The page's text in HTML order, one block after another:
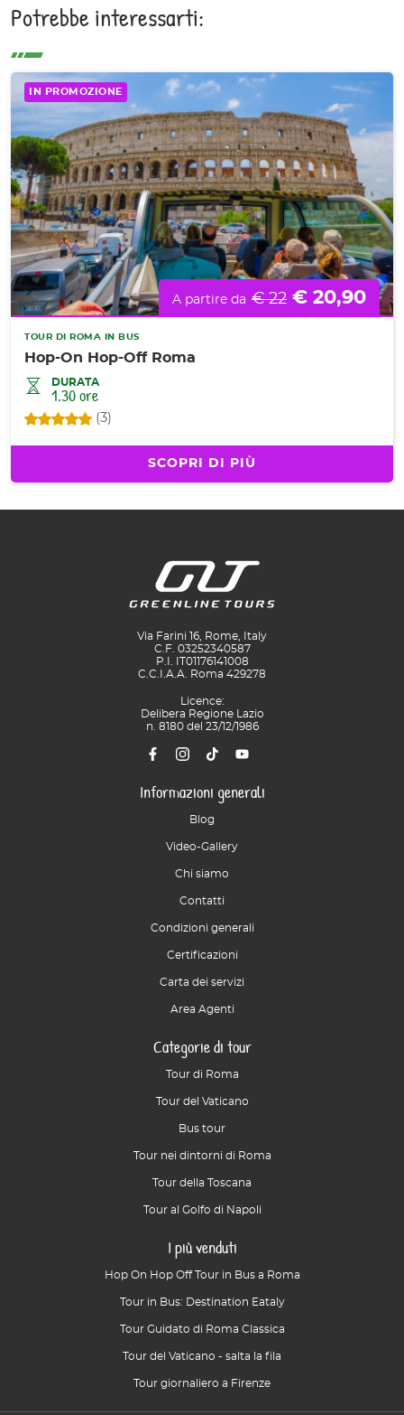
Potrebbe interessarti:
IN PROMOZIONE
A partire da € 22 € 20,90
TOUR DI ROMA IN BUS
Hop-On Hop-Off Roma
DURATA
1.30 ore
(3)
SCOPRI DI PIÙ
Via Farini 16, Rome, Italy
C.F. 03252340587
P.I. IT01176141008
C.C.I.A.A. Roma 429278
Licence:
Delibera Regione Lazio
n. 8180 del 23/12/1986
Informazioni generali
Blog
Video-Gallery
Chi siamo
Contatti
Condizioni generali
Certificazioni
Carta dei servizi
Area Agenti
Categorie di tour
Tour di Roma
Tour del Vaticano
Bus tour
Tour nei dintorni di Roma
Tour della Toscana
Tour al Golfo di Napoli
I più venduti
Hop On Hop Off Tour in Bus a Roma
Tour in Bus: Destination Eataly
Tour Guidato di Roma Classica
Tour del Vaticano - salta la fila
Tour giornaliero a Firenze